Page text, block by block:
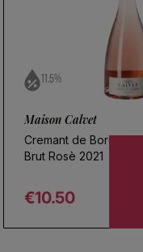
11.5%
Maison Calvet
Cremant de Bordeaux
Brut Rosè 2021
€10.50